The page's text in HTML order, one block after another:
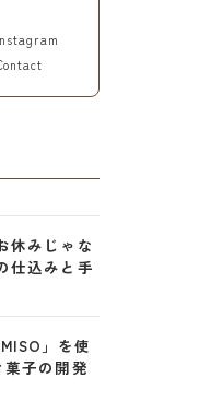
休みじゃな
仕込みと手
」を使
子の開発